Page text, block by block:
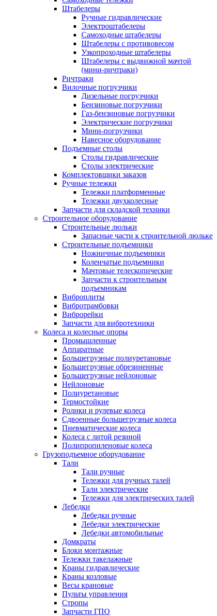
Штабелеры
Ручные гидравлические
Электроштабелеры
Самоходные штабелеры
Штабелеры с противовесом
Узкопроходные штабелеры
Штабелеры с выдвижной мачтой
(мини-ричтраки)
Ричтраки
Вилочные погрузчики
Дизельные погрузчики
Бензиновые погрузчики
Газ-бензиновые погрузчики
Электрические погрузчики
Мини-погрузчики
Навесное оборудование
Подъемные столы
Столы гидравлические
Столы электрические
Комплектовщики заказов
Ручные тележки
Тележки платформенные
Тележки двухколесные
Запчасти для складской техники
Строительное оборудование
Строительные люльки
Запасные части к строительной люльке
Строительные подъемники
Ножничные подъемники
Коленчатые подъемники
Мачтовые телескопические
Запчасти к строительным
подъемникам
Виброплиты
Вибротрамбовки
Виброрейки
Запчасти для вибротехники
Колеса и колесные опоры
Промышленные
Аппаратные
Большегрузные полиуретановые
Большегрузные обрезиненные
Большегрузные нейлоновые
Нейлоновые
Полиуретановые
Термостойкие
Ролики и рулевые колеса
Сдвоенные большегрузные колеса
Пневматические колеса
Колеса с литой резиной
Полипропиленовые колеса
Грузоподъемное оборудование
Тали
Тали ручные
Тележки для ручных талей
Тали электрические
Тележки для электрических талей
Лебедки
Лебедки ручные
Лебедки электрические
Лебедки автомобильные
Домкраты
Блоки монтажные
Тележки такелажные
Краны гидравлические
Краны козловые
Весы крановые
Пульты управления
Стропы
Запчасти ГПО